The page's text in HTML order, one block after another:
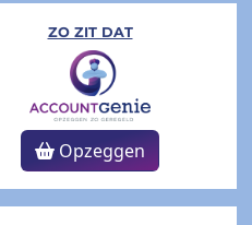
ZO ZIT DAT
Opzeggen